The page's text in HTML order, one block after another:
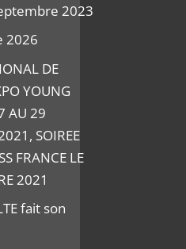
2023
2026
DE
YOUNG
AU 29
SOIREE
FRANCE LE
2021
fait son